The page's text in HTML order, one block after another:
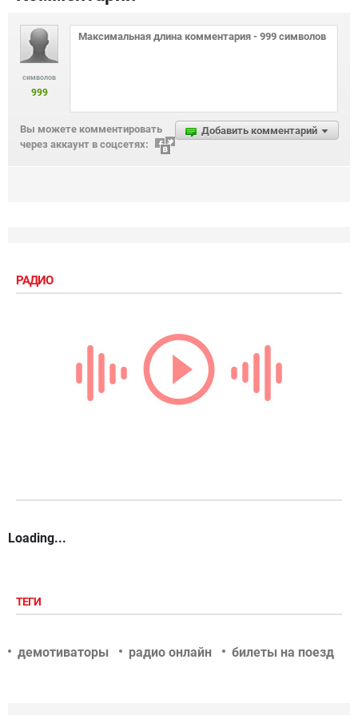
символов
999
Добавить комментарий
Вы можете комментировать
через аккаунт в соцсетях:
РАДИО
Loading...
ТЕГИ
демотиваторы радио онлайн билеты на поезд